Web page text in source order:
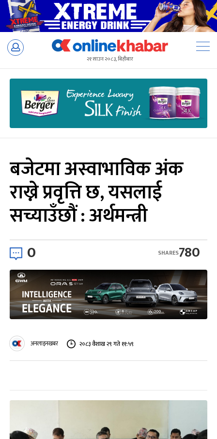
Skip
२१ साउन २०८३, बिहीबार
बजेटमा अस्वाभाविक अंक
राख्ने प्रवृत्ति छ, यसलाई
सच्याउँछौं : अर्थमन्त्री
0 780
SHARES
अनलाइनखबर २०८३ वैशाख २९ गते ११:५९